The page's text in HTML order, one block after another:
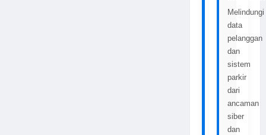
Melindungi
data
pelanggan
dan
sistem
parkir
dari
ancaman
siber
dan